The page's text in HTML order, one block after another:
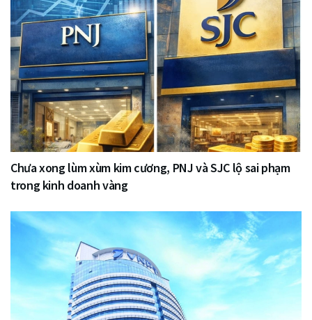
Chưa xong lùm xùm kim cương, PNJ và SJC lộ sai phạm
trong kinh doanh vàng